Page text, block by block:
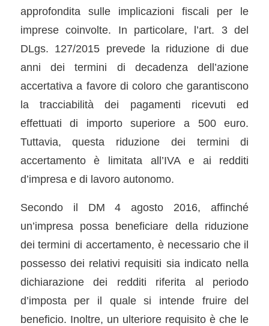
approfondita sulle implicazioni fiscali per le
imprese coinvolte. In particolare, l’art. 3 del
DLgs. 127/2015 prevede la riduzione di due
anni dei termini di decadenza dell’azione
accertativa a favore di coloro che garantiscono
la tracciabilità dei pagamenti ricevuti ed
effettuati di importo superiore a 500 euro.
Tuttavia, questa riduzione dei termini di
accertamento è limitata all’IVA e ai redditi
d’impresa e di lavoro autonomo.
Secondo il DM 4 agosto 2016, affinché
un’impresa possa beneficiare della riduzione
dei termini di accertamento, è necessario che il
possesso dei relativi requisiti sia indicato nella
dichiarazione dei redditi riferita al periodo
d’imposta per il quale si intende fruire del
beneficio. Inoltre, un ulteriore requisito è che le